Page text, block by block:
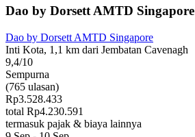
Dao by Dorsett AMTD Singapore
Dao by Dorsett AMTD Singapore
Inti Kota, 1,1 km dari Jembatan Cavenagh
9,4/10
Sempurna
(765 ulasan)
Rp3.528.433
total Rp4.230.591
termasuk pajak & biaya lainnya